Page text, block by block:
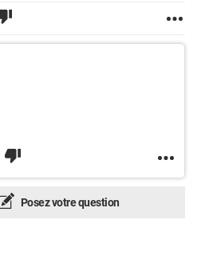
Posez votre question